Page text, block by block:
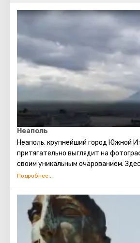
Неаполь
Неаполь, крупнейший город Южной
притягательно выглядит на
своим уникальным очарованием.
современность и древность,
Исторический центр города,
Всемирного наследия ЮНЕСКО,
величием и красотой. Посещение
Армено и Собора Дуомо обязательно
любителей истории и архитектуры.